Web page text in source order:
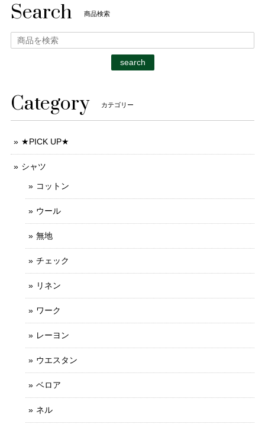
Search 商品検索
search
Category カテゴリー
★PICK UP★
シャツ
コットン
ウール
無地
チェック
リネン
ワーク
レーヨン
ウエスタン
ベロア
ネル